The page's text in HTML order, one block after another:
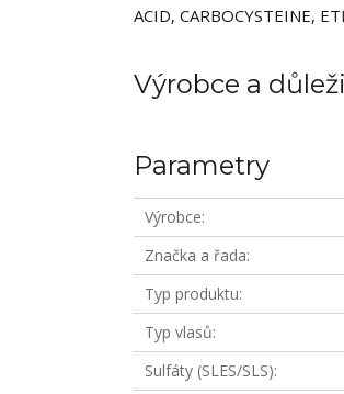
ACID, CARBOCYSTEINE,
Výrobce a
Parametry
Výrobce
Značka a řada
Typ produktu
Typ vlasů
Sulfáty (SLES/SLS)